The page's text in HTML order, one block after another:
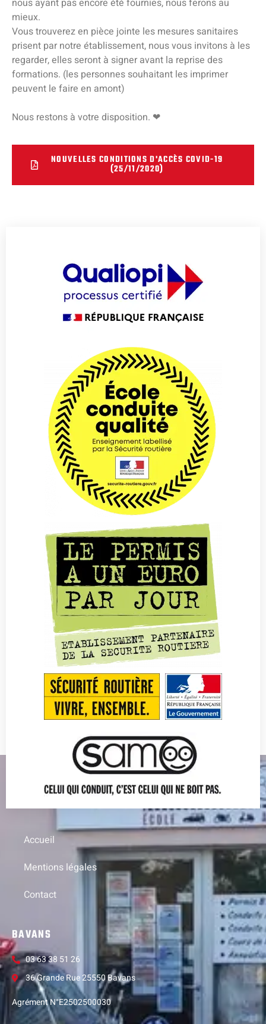
nous ayant pas encore été fournies, nous ferons au
mieux.
Vous trouverez en pièce jointe les mesures sanitaires
prisent par notre établissement, nous vous invitons à les
regarder, elles seront à signer avant la reprise des
formations. (les personnes souhaitant les imprimer
peuvent le faire en amont)
Nous restons à votre disposition. ❤
NOUVELLES CONDITIONS D'ACCÈS COVID-19
(25/11/2020)
Accueil
Mentions légales
Contact
BAVANS
03 63 38 51 26
36 Grande Rue 25550 Bavans
Agrément N°E2502500030